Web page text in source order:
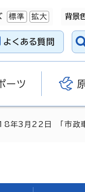
標準 拡大 背景
よくある質問
ーツ
年3月22日 「市政車